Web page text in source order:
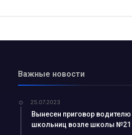
роста преступн...
Узбекистане с 1 о...
Важные новости
25.07.2023
Вынесен приговор
школьниц возле школы №21